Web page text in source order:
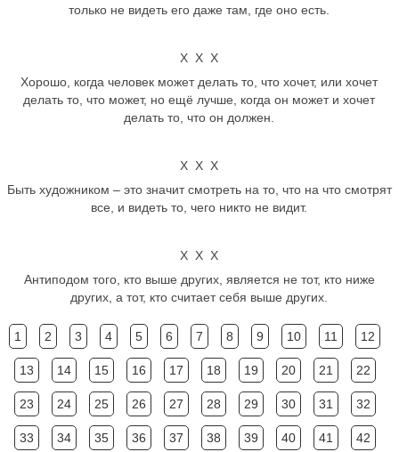
только не видеть его даже там, где оно есть.
Х Х Х
Хорошо, когда человек может делать то, что хочет, или хочет
делать то, что может, но ещё лучше, когда он может и хочет
делать то, что он должен.
Х Х Х
Быть художником – это значит смотреть на то, что на что смотрят
все, и видеть то, чего никто не видит.
Х Х Х
Антиподом того, кто выше других, является не тот, кто ниже
других, а тот, кто считает себя выше других.
1 2 3 4 5 6 7 8 9 10 11 12
13 14 15 16 17 18 19 20 21 22
23 24 25 26 27 28 29 30 31 32
33 34 35 36 37 38 39 40 41 42